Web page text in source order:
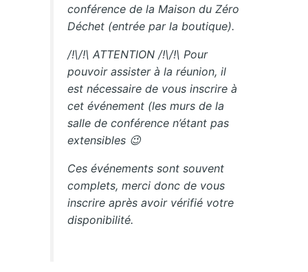
conférence de la Maison du Zéro
Déchet (entrée par la boutique).
/!\/!\ ATTENTION /!\/!\ Pour
pouvoir assister à la réunion, il
est nécessaire de vous inscrire à
cet événement (les murs de la
salle de conférence n’étant pas
extensibles 😉
Ces événements sont souvent
complets, merci donc de vous
inscrire après avoir vérifié votre
disponibilité.